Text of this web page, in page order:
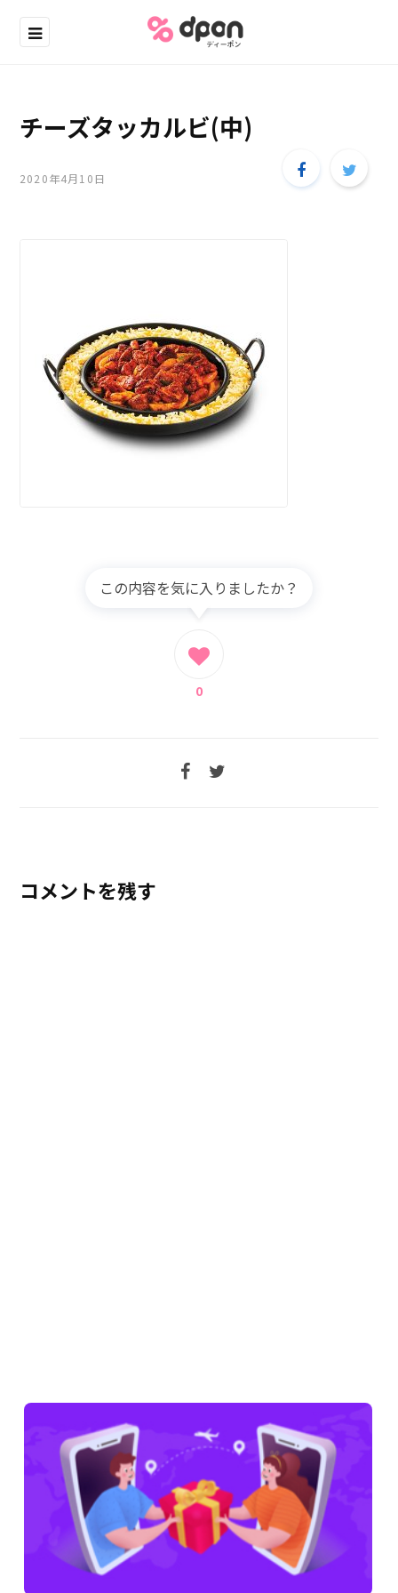
チーズタッカルビ(中)
2020年4月10日
この内容を気に入りましたか？
0
コメントを残す